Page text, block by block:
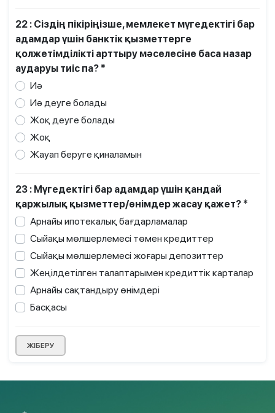
22 : Сіздің пікіріңізше, мемлекет мүгедектігі бар
адамдар үшін банктік қызметтерге
қолжетімділікті арттыру мәселесіне баса назар
аударуы тиіс па? *
Иә
Иә деуге болады
Жоқ деуге болады
Жоқ
Жауап беруге қиналамын
23 : Мүгедектігі бар адамдар үшін қандай
қаржылық қызметтер/өнімдер жасау қажет? *
Арнайы ипотекалық бағдарламалар
Сыйақы мөлшерлемесі төмен кредиттер
Сыйақы мөлшерлемесі жоғары депозиттер
Жеңілдетілген талаптарымен кредиттік карталар
Арнайы сақтандыру өнімдері
Басқасы
ЖІБЕРУ